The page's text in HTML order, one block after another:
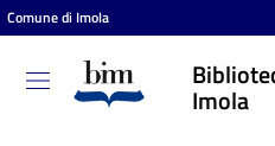
Vai al contenuto
Vai alla navigazione
Vai al footer
Comune di Imola
Imola
Biblioteca
comunale